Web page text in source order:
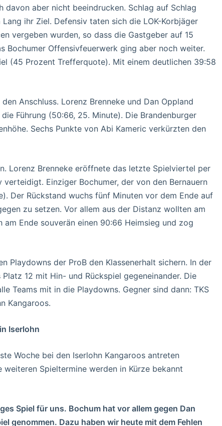
davon aber nicht beeindrucken. Schlag auf Schlag
ihr Ziel. Defensiv taten sich die LOK-Korbjäger
vergeben wurden, so dass die Gastgeber auf 15
Bochumer Offensivfeuerwerk ging aber noch weiter.
(45 Prozent Trefferquote). Mit einem deutlichen 39:58
Anschluss. Lorenz Brenneke und Dan Oppland
Führung (50:66, 25. Minute). Die Brandenburger
Sechs Punkte von Abi Kameric verkürzten den
Lorenz Brenneke eröffnete das letzte Spielviertel per
Einziger Bochumer, der von den Bernauern
Der Rückstand wuchs fünf Minuten vor dem Ende auf
zu setzen. Vor allem aus der Distanz wollten am
Ende souverän einen 90:66 Heimsieg und zog
Playdowns der ProB den Klassenerhalt sichern. In der
12 mit Hin- und Rückspiel gegeneinander. Die
Teams mit in die Playdowns. Gegner sind dann: TKS
Kangaroos.
Iserlohn
Woche bei den Iserlohn Kangaroos antreten
Spieltermine werden in Kürze bekannt
Spiel für uns. Bochum hat vor allem gegen Dan
genommen. Dazu haben wir heute mit dem Fehlen